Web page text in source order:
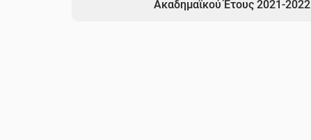
Ακαδημαϊκού Έτους 2021-2022